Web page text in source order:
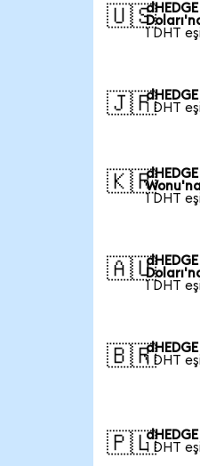
🇺🇸
1 DHT
🇯🇵1 DHT
🇰🇷
1 DHT
🇦🇺
1 DHT
🇧🇷1 DHT
🇵🇱1 DHT